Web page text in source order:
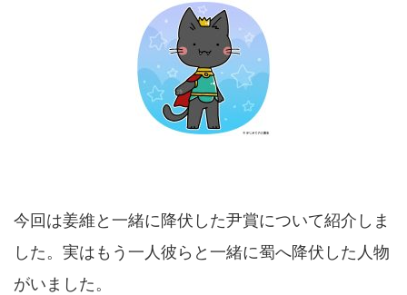
今回は姜維と一緒に降伏した尹賞について紹介しま
した。実はもう一人彼らと一緒に蜀へ降伏した人物
がいました。